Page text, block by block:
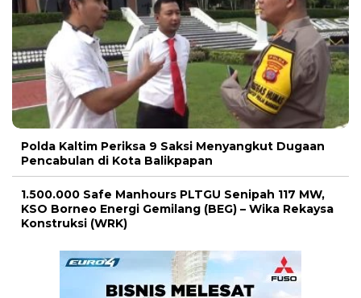
Polda Kaltim Periksa 9 Saksi Menyangkut Dugaan
Pencabulan di Kota Balikpapan
1.500.000 Safe Manhours PLTGU Senipah 117 MW,
KSO Borneo Energi Gemilang (BEG) – Wika Rekaysa
Konstruksi (WRK)